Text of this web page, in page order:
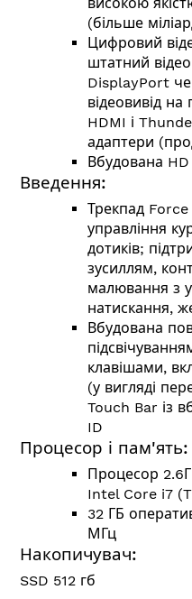
(більше
Цифровий
штатний
DisplayPort
відеовивід
HDMI і
адаптери
Вбудована
Введення:
Трекпад
управління
дотиків;
зусиллям,
малювання з
натискання,
Вбудована
клавішами,
(у вигляді
Touch Bar із
ID
Процесор і пам'ять:
Процесор
Intel Core i7
32 ГБ
МГц
Накопичувач:
SSD 512 гб